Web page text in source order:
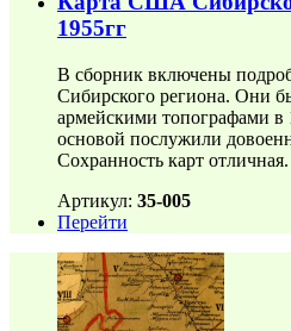
1955гг
В сборник включены
Сибирского региона. Они
армейскими топографами в
основой послужили
Сохранность карт отличная.
Артикул: 35-005
Перейти